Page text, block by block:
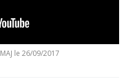
MAJ le 26/09/2017